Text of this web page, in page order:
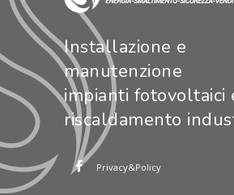
Installazione e
manutenzione
impianti fotovoltaici
riscaldamento
Privacy&Policy